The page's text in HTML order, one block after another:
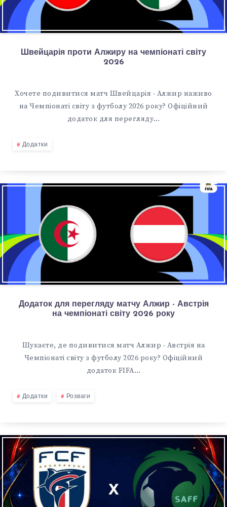
Швейцарія проти Алжиру на чемпіонаті світу
2026
Хочете подивитися матч Швейцарія - Алжир наживо
на Чемпіонаті світу з футболу 2026 року? Офіційний
додаток для перегляду…
Додатки
Додаток для перегляду матчу Алжир - Австрія
на чемпіонаті світу 2026 року
Шукаєте, де подивитися матч Алжир - Австрія на
Чемпіонаті світу з футболу 2026 року? Офіційний
додаток FIFA…
Додатки Розваги